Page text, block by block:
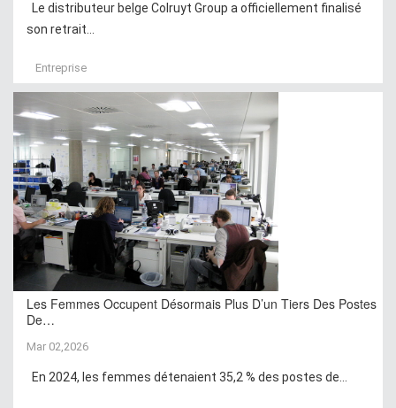
Le distributeur belge Colruyt Group a officiellement finalisé
son retrait...
Entreprise
Les Femmes Occupent Désormais Plus D’un Tiers Des Postes
De…
Mar 02,2026
En 2024, les femmes détenaient 35,2 % des postes de...